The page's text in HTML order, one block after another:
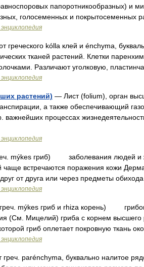
папоротникообразных) и
голосеменных и покрытосеменных
греческого kólla клей и énchyma,
тканей растений. Клетки
Различают уголковую,
растений) — Лист (folium), орган
а также обеспечивающий
важнейших процессах
mýkes гриб) заболевания людей и
чаще встречаются поражения кожи
от друга или через предметы
mýkes гриб и rhiza корень)
(См. Мицелий) гриба с корнем высшего
гриб оплетает покровную ткань
греч. parénchyma, буквально налитое